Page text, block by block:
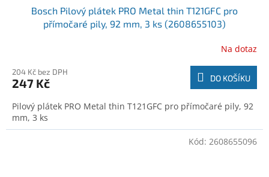
Bosch Pilový plátek PRO Metal thin T121GFC pro
přímočaré pily, 92 mm, 3 ks (2608655103)
Na dotaz
204 Kč bez DPH
247 Kč DO KOŠÍKU
Pilový plátek PRO Metal thin T121GFC pro přímočaré pily, 92
mm, 3 ks
Kód: 2608655096